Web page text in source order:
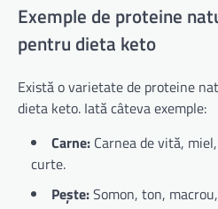
Exemple de proteine
pentru dieta keto
Există o varietate de proteine
dieta keto. Iată câteva exemple:
Carne: Carnea de vită,
curte.
Pește:Somon, ton,